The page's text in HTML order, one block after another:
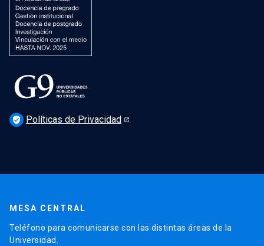
verified_user Políticas de Privacidad
MESA CENTRAL
Teléfono para comunicarse con las distintas áreas de la
Universidad.